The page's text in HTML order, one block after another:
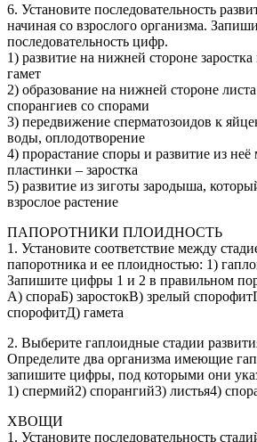
6. Установите последовательность
начиная со взрослого организма.
последовательность цифр.
1) развитие на нижней стороне
гамет
2) образование на нижней стороне
спорангиев со спорами
3) передвижение сперматозоидов к
воды, оплодотворение
4) прорастание споры и развитие из неё
пластинки – заростка
5) развитие из зиготы зародыша,
взрослое растение
ПАПОРОТНИКИ ПЛОИДНОСТЬ
1. Установите соответствие между
папоротника и ее плоидностью: 1)
Запишите цифры 1 и 2 в правильном
А) спораБ) заростокВ) зрелый
спорофитД) гамета
2. Выберите гаплоидные стадии
Определите два организма имеющие
запишите цифры, под которыми они
1) спермий2) спорангий3) листья4)
ХВОЩИ
1. Установите последовательность